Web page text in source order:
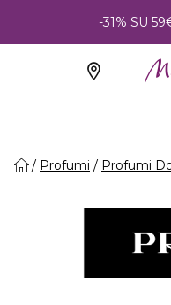
-31% SU
Profumi Profumi